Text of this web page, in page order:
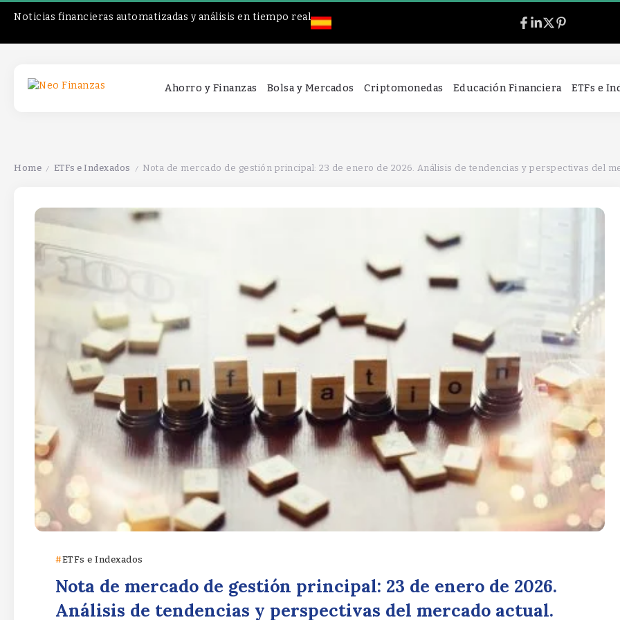
Noticias financieras automatizadas y análisis en tiempo real
Ahorro y Finanzas Bolsa y Mercados Criptomonedas Educación Financiera ETFs e
Home / ETFs e Indexados / Nota de mercado de gestión principal: 23 de enero de 2026. Análisis de tendencias y perspectivas del
ETFs e Indexados
Nota de mercado de gestión principal: 23 de enero de 2026.
Análisis de tendencias y perspectivas del mercado actual.